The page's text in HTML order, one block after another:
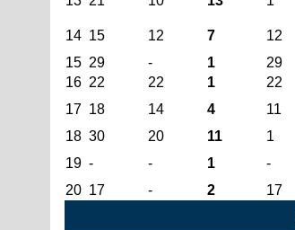
14 15 12 7 12
15 29 - 1 29
16 22 22 1 22
17 18 14 4 11
18 30 20 11 1
19 - - 1 -
20 17 - 2 17